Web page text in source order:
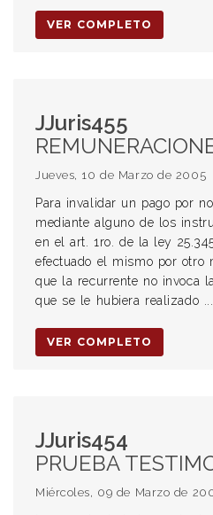
VER COMPLETO
JJuris455
REMUNERACIONES. Invocación de falta de pago total de los rubros reclamados. Medios de pago previstos por la ley 25345. Recibos en
Jueves, 10 de Marzo de 2005
Para invalidar un pago por
mediante alguno de los
en el art. 1ro. de la ley
efectuado el mismo por otro
que la recurrente no invoca
que se le hubiera realizado ...
VER COMPLETO
JJuris454
PRUEBA TESTIMONIAL.
Miércoles, 09 de Marzo de